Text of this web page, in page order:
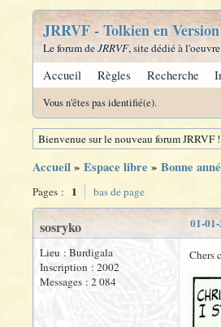
JRRVF - Tolkien en
Le forum deJRRVF, site dédié à
Accueil Règles Recherche
Vous n'êtes pas identifié(e).
Bienvenue sur le nouveau forum JRRVF
Accueil» Espace libre » Bonne
Pages : 1 bas de page
01-
sosryko
Lieu : Burdigala
Inscription : 2002
Messages : 2 084
Chers